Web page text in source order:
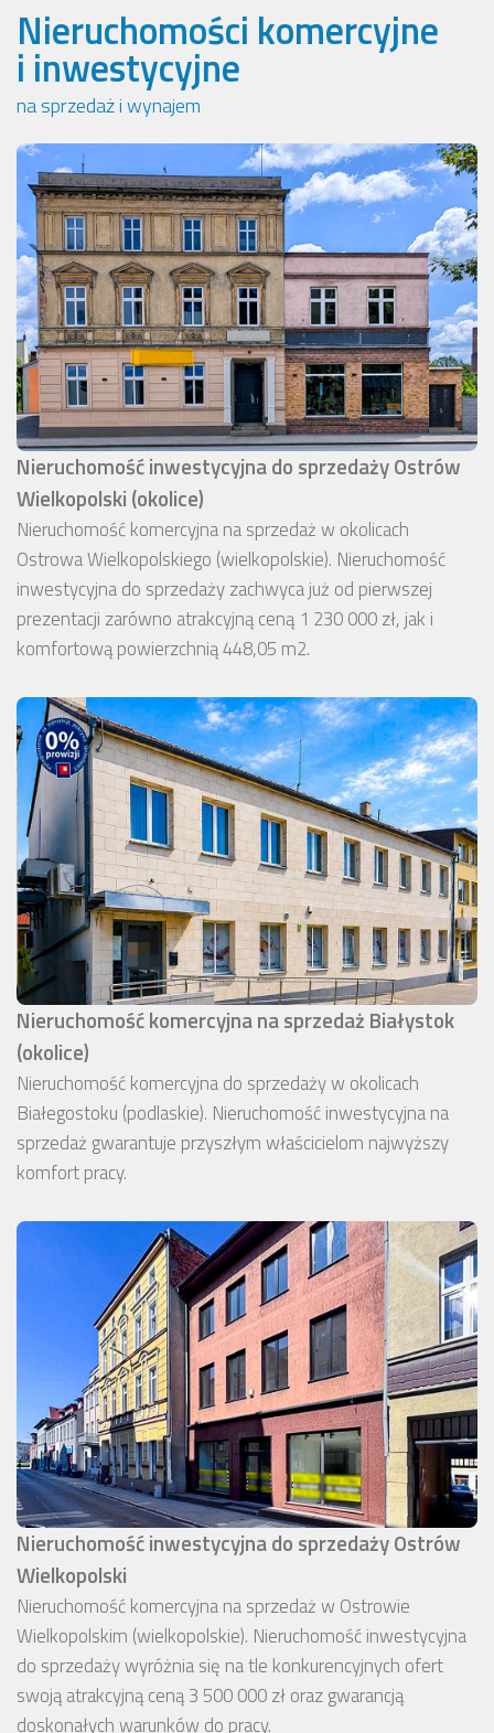
Nieruchomości komercyjne
i inwestycyjne
na sprzedaż i wynajem
Nieruchomość inwestycyjna do sprzedaży Ostrów
Wielkopolski (okolice)
Nieruchomość komercyjna na sprzedaż w okolicach
Ostrowa Wielkopolskiego (wielkopolskie). Nieruchomość
inwestycyjna do sprzedaży zachwyca już od pierwszej
prezentacji zarówno atrakcyjną ceną 1 230 000 zł, jak i
komfortową powierzchnią 448,05 m2.
Nieruchomość komercyjna na sprzedaż Białystok
(okolice)
Nieruchomość komercyjna do sprzedaży w okolicach
Białegostoku (podlaskie). Nieruchomość inwestycyjna na
sprzedaż gwarantuje przyszłym właścicielom najwyższy
komfort pracy.
Nieruchomość inwestycyjna do sprzedaży Ostrów
Wielkopolski
Nieruchomość komercyjna na sprzedaż w Ostrowie
Wielkopolskim (wielkopolskie). Nieruchomość inwestycyjna
do sprzedaży wyróżnia się na tle konkurencyjnych ofert
swoją atrakcyjną ceną 3 500 000 zł oraz gwarancją
doskonałych warunków do pracy.